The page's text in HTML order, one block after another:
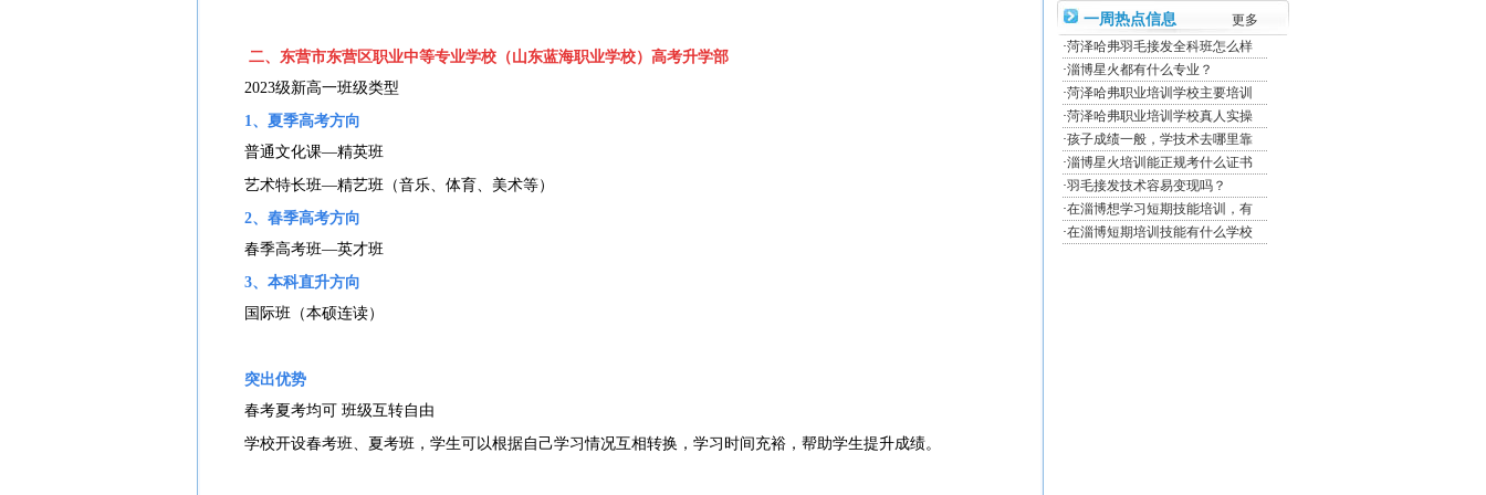
二、东营市东营区职业中等专业学校（山东蓝海职业学校）高考升学部
2023级新高一班级类型
1、夏季高考方向
普通文化课—精英班
艺术特长班—精艺班（音乐、体育、美术等）
2、春季高考方向
春季高考班—英才班
3、本科直升方向
国际班（本硕连读）
突出优势
春考夏考均可 班级互转自由
学校开设春考班、夏考班，学生可以根据自己学习情况互相转换，学习时间充裕，帮助学生提升成绩。
一周热点信息
更多
·菏泽哈弗羽毛接发全科班怎么样
·淄博星火都有什么专业？
·菏泽哈弗职业培训学校主要培训
·菏泽哈弗职业培训学校真人实操
·孩子成绩一般，学技术去哪里靠
·淄博星火培训能正规考什么证书
·羽毛接发技术容易变现吗？
·在淄博想学习短期技能培训，有
·在淄博短期培训技能有什么学校